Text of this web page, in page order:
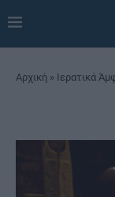
Αρχική » Ιερατικά